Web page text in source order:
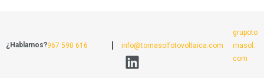
¿Hablamos?967 590 616 info@tornasolfotovoltaica.com
grupoto
rnasol.
com